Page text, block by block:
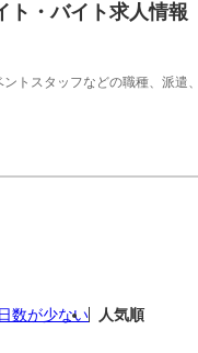
ト・バイト求人情報
トスタッフなどの職種、派
数が少ない 人気順